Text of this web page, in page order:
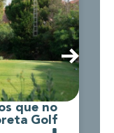
que no
Golf